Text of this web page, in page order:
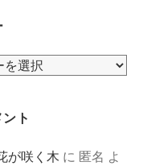
ト
が咲く木 に 匿名 よ